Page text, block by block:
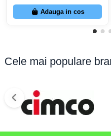
Adauga in cos
Cele mai populare